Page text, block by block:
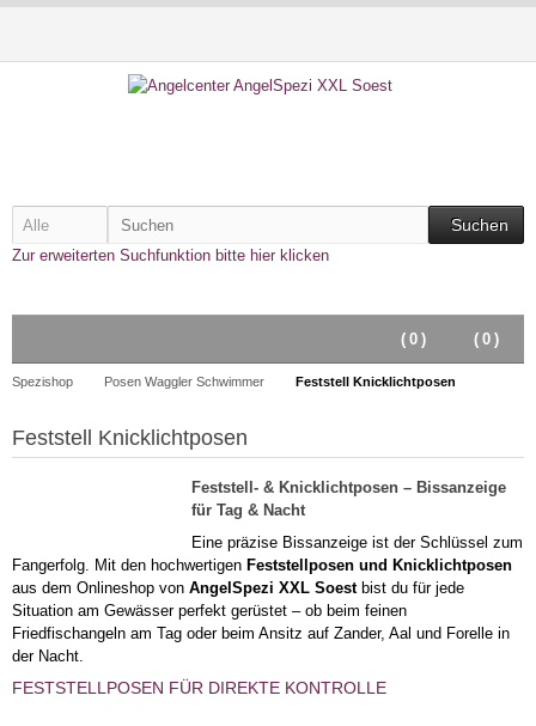
Suchen
Zur erweiterten Suchfunktion bitte hier klicken
( 0 )
( 0 )
Spezishop Posen Waggler Schwimmer Feststell Knicklichtposen
Feststell Knicklichtposen
Feststell- & Knicklichtposen – Bissanzeige
für Tag & Nacht
Eine präzise Bissanzeige ist der Schlüssel zum
Fangerfolg. Mit den hochwertigen Feststellposen und Knicklichtposen
aus dem Onlineshop von AngelSpezi XXL Soestbist du für jede
Situation am Gewässer perfekt gerüstet – ob beim feinen
Friedfischangeln am Tag oder beim Ansitz auf Zander, Aal und Forelle in
der Nacht.
FESTSTELLPOSEN FÜR DIREKTE KONTROLLE